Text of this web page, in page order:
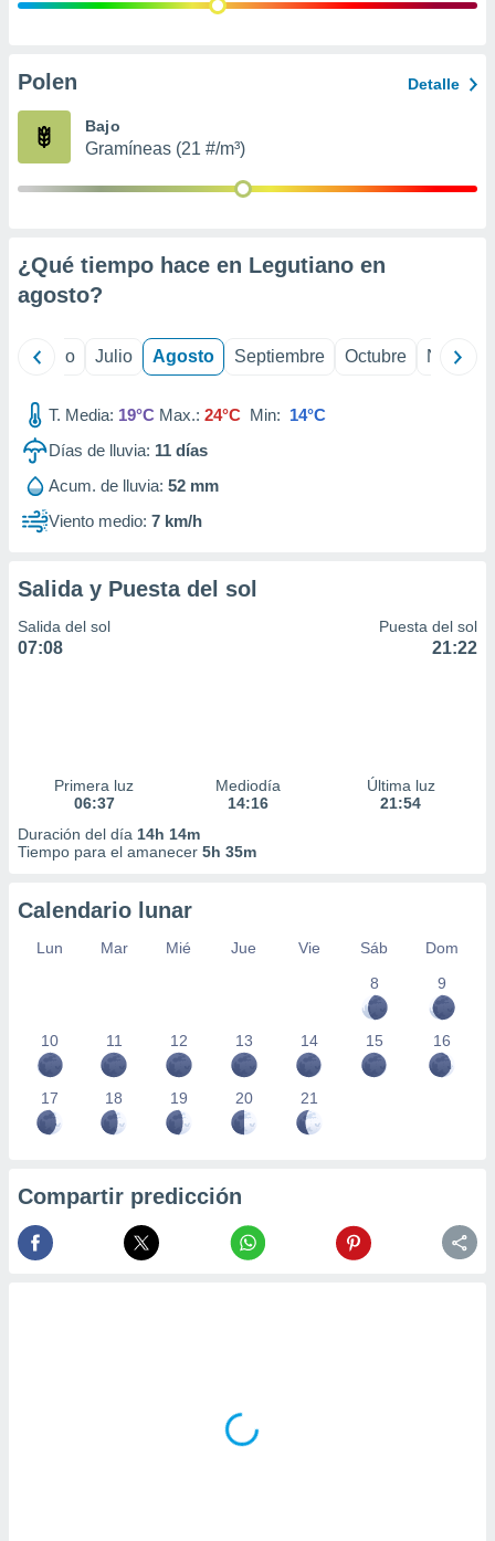
publicidad
de
Polen Detalle
Bajo
Gramíneas (21 #/m³)
¿Qué tiempo hace en Legutiano en
agosto?
Junio Julio Agosto Septiembre Octubre
T. Media: 19°C Max.: 24°C Min: 14°C
Días de lluvia: 11 días
Acum. de lluvia: 52 mm
Viento medio: 7 km/h
Salida y Puesta del sol
Salida del sol
07:08
Puesta del sol
21:22
Primera luz
06:37
Mediodía
14:16
Última luz
21:54
Duración del día 14h 14m
Tiempo para el amanecer 5h 35m
Calendario lunar
Lun Mar Mié Jue Vie Sáb
Dom
8
9
10 11 12 13 14 15 16
17 18 19 20 21
Compartir predicción